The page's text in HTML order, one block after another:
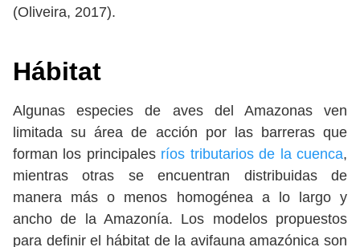
(Oliveira, 2017).
Hábitat
Algunas especies de aves del Amazonas ven
limitada su área de acción por las barreras que
forman los principales ríos tributarios de la cuenca,
mientras otras se encuentran distribuidas de
manera más o menos homogénea a lo largo y
ancho de la Amazonía. Los modelos propuestos
para definir el hábitat de la avifauna amazónica son